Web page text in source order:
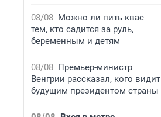
08/08 Можно ли пить квас
тем, кто садится за руль,
беременным и детям
08/08 Премьер-министр
Венгрии рассказал, кого видит
будущим президентом страны